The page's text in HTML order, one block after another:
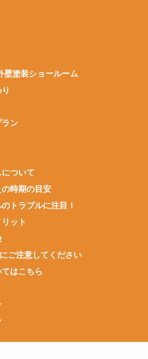
壁塗装ショールーム
ン
ついて
時期の目安
トラブルに注目！
ット
ご注意してください
はこちら